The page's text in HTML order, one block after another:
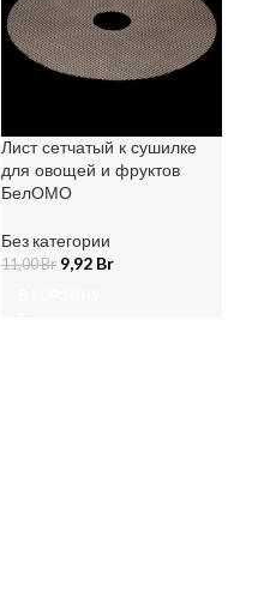
Лист сетчатый к сушилке
для овощей и фруктов
БелОМО
Без категории
11,00Br 9,92 Br